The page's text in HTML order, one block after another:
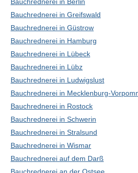
Bauchrednerei in Berlin
Bauchrednerei in Greifswald
Bauchrednerei in Güstrow
Bauchrednerei in Hamburg
Bauchrednerei in Lübeck
Bauchrednerei in Lübz
Bauchrednerei in Ludwigslust
Bauchrednerei in Mecklenburg-
Bauchrednerei in Rostock
Bauchrednerei in Schwerin
Bauchrednerei in Stralsund
Bauchrednerei in Wismar
Bauchrednerei auf dem Darß